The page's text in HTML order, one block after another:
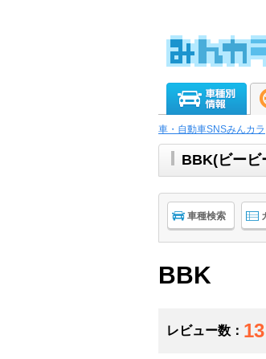
車・自動車SNSみんカラ
BBK(ビービ
車種検索
BBK
レビュー数： 13